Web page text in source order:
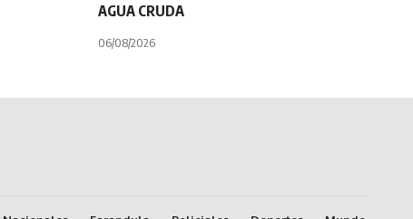
AGUA CRUDA
06/08/2026